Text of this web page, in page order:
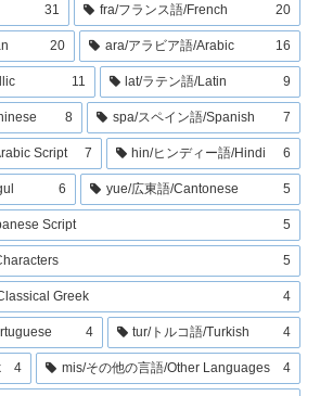
31 fra/フランス語/French 20
20 ara/アラビア語/Arabic 16
11 lat/ラテン語/Latin 9
8 spa/スペイン語/Spanish 7
Script 7 hin/ヒンディー語/Hindi 6
6 yue/広東語/Cantonese 5
Script 5
5
Greek 4
4 tur/トルコ語/Turkish 4
4 mis/その他の言語/Other Languages 4